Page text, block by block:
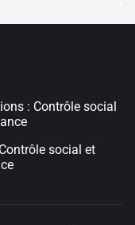
: Contrôle social
social et